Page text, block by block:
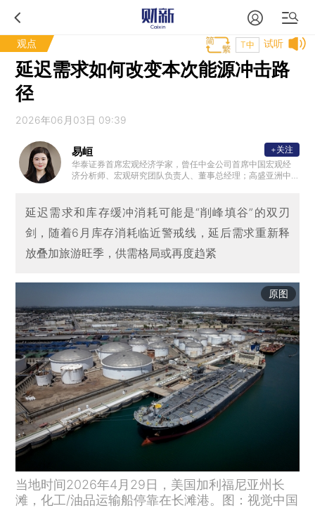
观点 试听
T中
延迟需求如何改变本次能源冲击路
径
2026年06月03日 09:39
易峘
华泰证券首席宏观经济学家，曾任中金公司首席中国宏观经
济分析师、宏观研究团队负责人、董事总经理；高盛亚洲中
+关注
延迟需求和库存缓冲消耗可能是“削峰填谷”的双刃
剑，随着6月库存消耗临近警戒线，延后需求重新释
放叠加旅游旺季，供需格局或再度趋紧
原图
当地时间2026年4月29日，美国加利福尼亚州长
滩，化工/油品运输船停靠在长滩港。图：视觉中国